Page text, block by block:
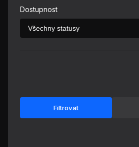
Dostupnost
Filtrovat